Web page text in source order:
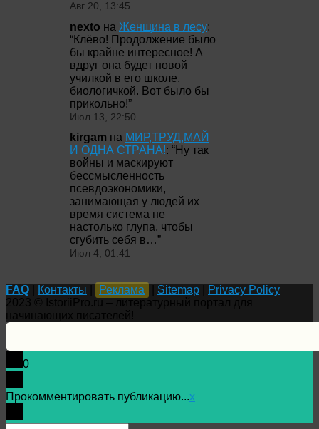
Авг 20, 13:45
nexto на Женщина в лесу:
“Клёво! Продолжение было
бы крайне интересное! А
вдруг она будет новой
училкой в его школе,
биологичкой. Вот было бы
прикольно!”
Июл 13, 22:50
kirgam на МИР,ТРУД,МАЙ
И ОДНА СТРАНА!: “Ну так
войны и маскируют
бессмысленность
псевдоэкономики,
занимающая у людей их
время система не
настолько глупа, чтобы
сгубить себя в…”
Июл 4, 01:41
FAQ Контакты Реклама Sitemap
Privacy Policy
0
Прокомментировать публикацию...x